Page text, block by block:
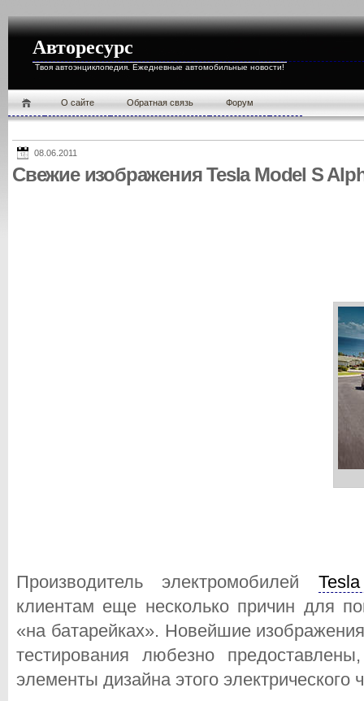
Авторесурс
Твоя автоэнциклопедия. Ежедневные автомобильные новости!
О cайте Обратная связь Форум
08.06.2011
Свежие изображения Tesla Model S
Производитель электромобилей
клиентам еще несколько причин для
«на батарейках». Новейшие
тестирования любезно
элементы дизайна этого электрического